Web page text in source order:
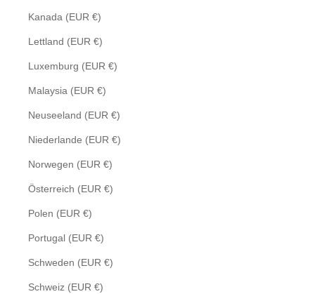
Kanada (EUR €)
Lettland (EUR €)
Luxemburg (EUR €)
Malaysia (EUR €)
Neuseeland (EUR €)
Niederlande (EUR €)
Norwegen (EUR €)
Österreich (EUR €)
Polen (EUR €)
Portugal (EUR €)
Schweden (EUR €)
Schweiz (EUR €)